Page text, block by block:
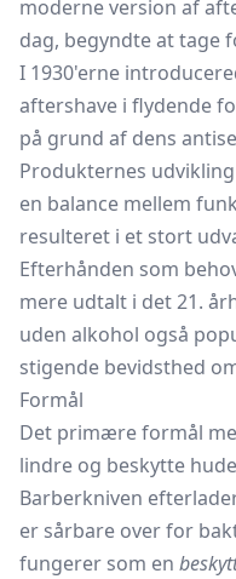
moderne version af
dag, begyndte at tage
I 1930'erne
aftershave i flydende
på grund af dens
Produkternes
en balance mellem
resulteret i et stort
Efterhånden som
mere udtalt i det 21.
uden alkohol også
stigende bevidsthed
Formål
Det primære formål
lindre og beskytte
Barberkniven
er sårbare over for
fungerer som en